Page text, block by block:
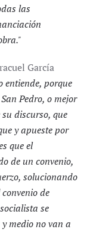
las
García
entiende, porque
Pedro, o mejor
discurso, que
y apueste por
que el
de un convenio,
solucionando
de
se
medio no van a